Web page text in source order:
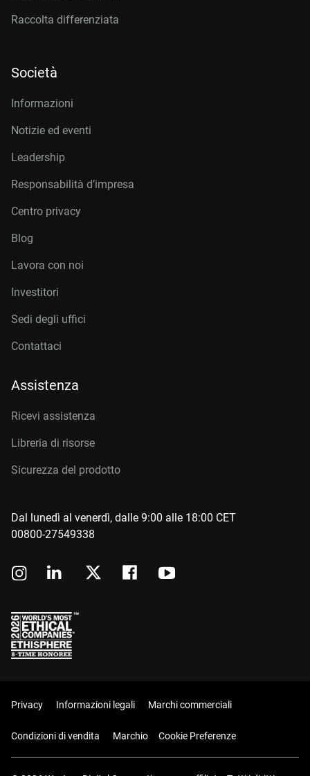
Raccolta differenziata
Società
Informazioni
Notizie ed eventi
Leadership
Responsabilità d’impresa
Centro privacy
Blog
Lavora con noi
Investitori
Sedi degli uffici
Contattaci
Assistenza
Ricevi assistenza
Libreria di risorse
Sicurezza del prodotto
Dal lunedì al venerdì, dalle 9:00 alle 18:00 CET
00800-27549338
Privacy Informazioni legali Marchi commerciali
Condizioni di vendita Marchio Cookie Preferenze